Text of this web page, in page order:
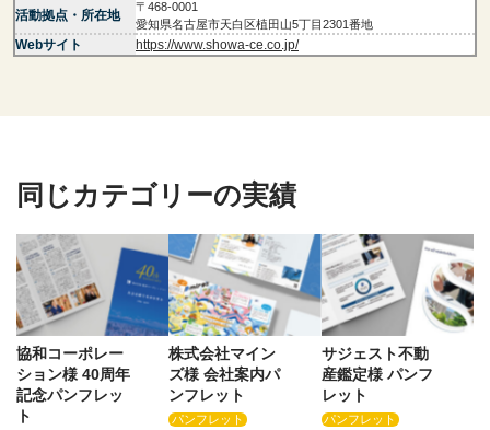
活動拠点・所在地
〒468-0001
愛知県名古屋市天白区植田山5丁目2301番地
Webサイト https://www.showa-ce.co.jp/
同じカテゴリーの実績
協和コーポレー
ション様 40周年
記念パンフレッ
ト
株式会社マイン
ズ様 会社案内パ
ンフレット
パンフレット
サジェスト不動
産鑑定様 パンフ
レット
パンフレット